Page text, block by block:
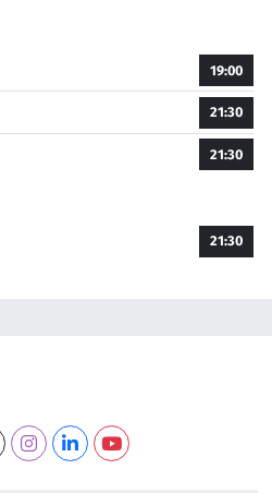
19:00
21:30
21:30
21:30